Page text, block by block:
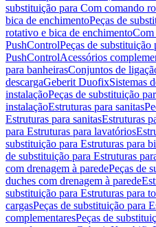
substituição para Com comando
bica de enchimentoPeças de
rotativo e bica de enchimentoCom
PushControlPeças de
PushControlAcessórios
para banheirasConjuntos de
descargaGeberit DuofixSistemas
instalaçãoPeças de substituição
instalaçãoEstruturas para sanitas
Estruturas para sanitasEstruturas
para Estruturas para lavatórios
substituição para Estruturas para
de substituição para Estruturas
com drenagem à paredePeças de
duches com drenagem à parede
substituição para Estruturas para
cargasPeças de substituição para
complementaresPeças de